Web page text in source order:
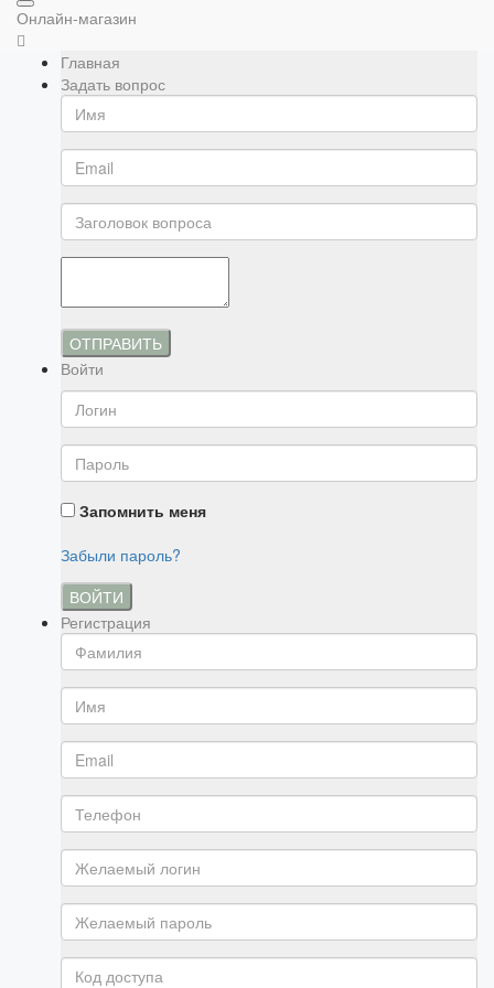
Онлайн-магазин
Главная
Задать вопрос
ОТПРАВИТЬ
Войти
Запомнить меня
Забыли пароль?
ВОЙТИ
Регистрация